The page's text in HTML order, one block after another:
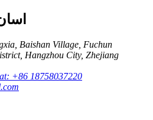
Baishan Village, Fuchun
Hangzhou City, Zhejiang
+86 18758037220